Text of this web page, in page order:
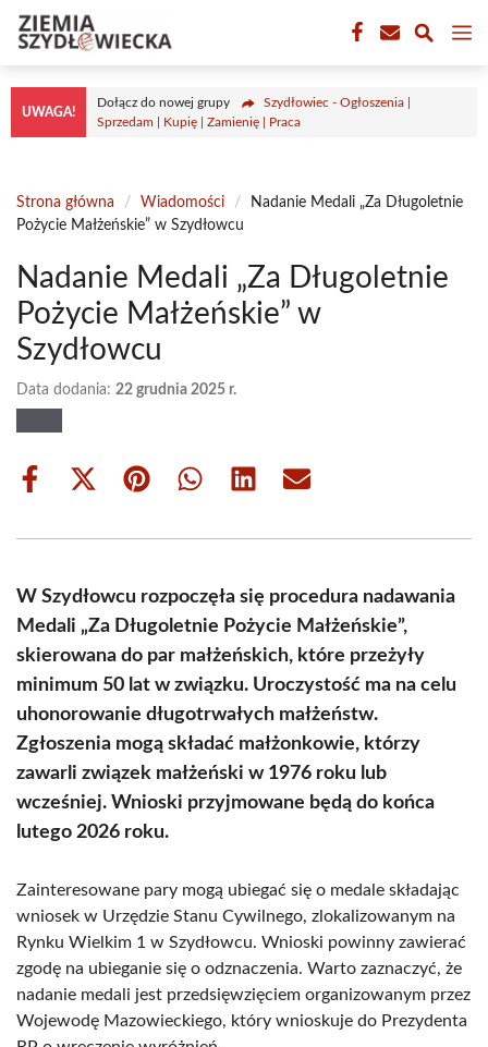
Przejdź
treści
UWAGA!
Dołącz do nowej grupy
Szydłowiec - Ogłoszenia |
Sprzedam | Kupię | Zamienię | Praca
Strona główna / Wiadomości /
Nadanie Medali „Za Długoletnie
Pożycie Małżeńskie” w Szydłowcu
Nadanie Medali „Za Długoletnie
Pożycie Małżeńskie” w
Szydłowcu
Data dodania: 22 grudnia 2025 r.
Share
Share
(Twitter)
Share Share Share Share
W Szydłowcu rozpoczęła się procedura nadawania
Medali „Za Długoletnie Pożycie Małżeńskie”,
skierowana do par małżeńskich, które przeżyły
minimum 50 lat w związku. Uroczystość ma na celu
uhonorowanie długotrwałych małżeństw.
Zgłoszenia mogą składać małżonkowie, którzy
zawarli związek małżeński w 1976 roku lub
wcześniej. Wnioski przyjmowane będą do końca
lutego 2026 roku.
Zainteresowane pary mogą ubiegać się o medale składając
wniosek w Urzędzie Stanu Cywilnego, zlokalizowanym na
Rynku Wielkim 1 w Szydłowcu. Wnioski powinny zawierać
zgodę na ubieganie się o odznaczenia. Warto zaznaczyć, że
nadanie medali jest przedsięwzięciem organizowanym przez
Wojewodę Mazowieckiego, który wnioskuje do Prezydenta